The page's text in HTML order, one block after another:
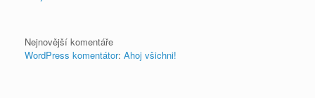
Nejnovější komentáře
WordPress komentátor: Ahoj všichni!